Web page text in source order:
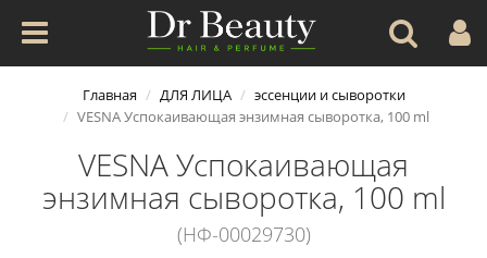
Главная ДЛЯ ЛИЦА
эссенции и сыворотки
VESNA Успокаивающая энзимная сыворотка, 100 ml
VESNA Успокаивающая
энзимная сыворотка, 100 ml
(НФ-00029730)